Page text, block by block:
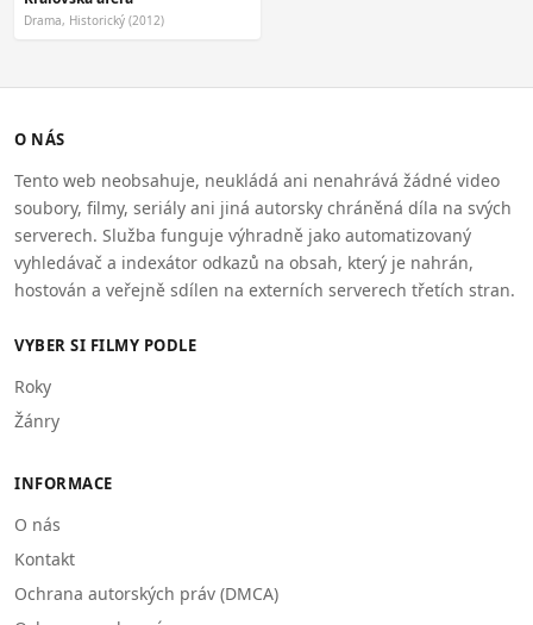
Drama, Historický (2012)
O NÁS
Tento web neobsahuje, neukládá ani nenahrává žádné video
soubory, filmy, seriály ani jiná autorsky chráněná díla na svých
serverech. Služba funguje výhradně jako automatizovaný
vyhledávač a indexátor odkazů na obsah, který je nahrán,
hostován a veřejně sdílen na externích serverech třetích stran.
VYBER SI FILMY PODLE
Roky
Žánry
INFORMACE
O nás
Kontakt
Ochrana autorských práv (DMCA)